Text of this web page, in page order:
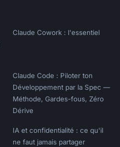
Claude Cowork : l'essentiel
Claude Code : Piloter ton
Développement par la Spec —
Méthode, Gardes-fous, Zéro
Dérive
IA et confidentialité : ce qu'il
ne faut jamais partager